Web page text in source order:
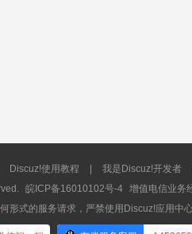
Discuz!使用教程 我是Discuz!开发者
皖ICP备16010102号-4
增值电信业务
形式的服务请求，严禁使用Discuz!应用中